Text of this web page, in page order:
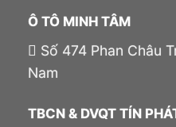
Ô TÔ MINH TÂM
Số 474 Phan Châu
Nam
TBCN & DVQT TÍN